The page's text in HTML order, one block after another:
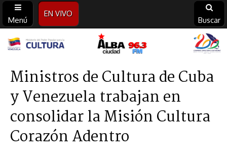
Menú
EN VIVO
Buscar
Alba
Ciudad
96.3
FM
Ministros de Cultura de Cuba
y Venezuela trabajan en
consolidar la Misión Cultura
Corazón Adentro